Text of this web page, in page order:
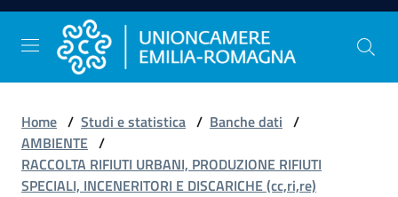
Vai al contenuto
Vai alla navigazione
Vai al footer
Comunicazione
e
Stampa
Home / Studi e statistica / Banche dati /
AMBIENTE /
RACCOLTA RIFIUTI URBANI, PRODUZIONE RIFIUTI
SPECIALI, INCENERITORI E DISCARICHE (cc,ri,re)